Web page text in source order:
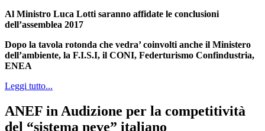
Al Ministro Luca Lotti saranno affidate le conclusioni
dell’assemblea 2017
Dopo la tavola rotonda che vedra’ coinvolti anche il Ministero
dell’ambiente, la F.I.S.I, il CONI, Federturismo Confindustria,
ENEA
Leggi tutto...
ANEF in Audizione per la competitività
del “sistema neve” italiano